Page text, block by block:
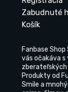
Zabudnuté
Košík
Fanbase
vás očakáva s
zberateľských
Produkty od
Smile a